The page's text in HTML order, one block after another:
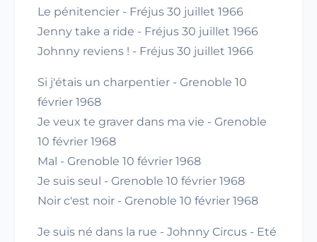
Le pénitencier - Fréjus 30 juillet 1966
Jenny take a ride - Fréjus 30 juillet 1966
Johnny reviens ! - Fréjus 30 juillet 1966
Si j'étais un charpentier - Grenoble 10
février 1968
Je veux te graver dans ma vie - Grenoble
10 février 1968
Mal - Grenoble 10 février 1968
Je suis seul - Grenoble 10 février 1968
Noir c'est noir - Grenoble 10 février 1968
Je suis né dans la rue - Johnny Circus - Eté